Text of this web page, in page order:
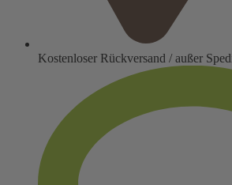
Kostenloser Rückversand / außer